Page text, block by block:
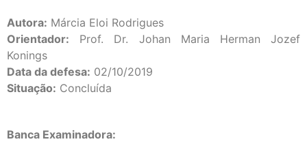
Autora: Márcia Eloi Rodrigues
Orientador: Prof. Dr. Johan Maria Herman Jozef
Konings
Data da defesa: 02/10/2019
Situação: Concluída
Banca Examinadora: